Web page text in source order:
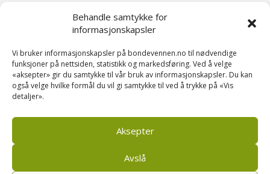
Behandle samtykke for
informasjonskapsler
Vi bruker informasjonskapsler på bondevennen.no til nødvendige
funksjoner på nettsiden, statistikk og markedsføring. Ved å velge
«aksepter» gir du samtykke til vår bruk av informasjonskapsler. Du kan
også velge hvilke formål du vil gi samtykke til ved å trykke på «Vis
detaljer».
Aksepter
Avslå
Kontakt oss på telefon 51 88 72 61 eller send
ein e-post til